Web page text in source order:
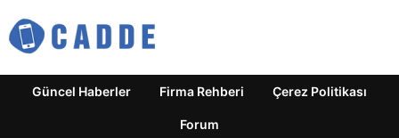
Güncel Haberler Firma Rehberi Çerez Politikası
Forum